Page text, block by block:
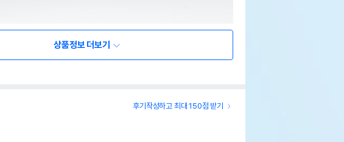
상품정보 더보기
후기작성하고 최대 150점 받기